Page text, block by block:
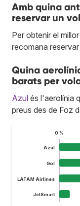
Amb quina
reservar un
Per obtenir el
recomana
Quina
barats per
Azul és l'aerolínia
preus des de Foz
0 %
Azul
Gol
LATAM Airlines
JetSmart